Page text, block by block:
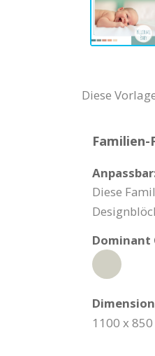
Diese
Diese
Dominant
Dimension
1100 x